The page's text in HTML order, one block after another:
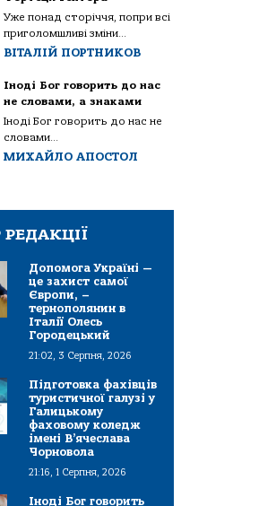
Уже понад сторіччя, попри всі
приголомшливі зміни...
ВІТАЛІЙ ПОРТНИКОВ
Іноді Бог говорить до нас
не словами, а знаками
Іноді Бог говорить до нас не
словами...
МИХАЙЛО АПОСТОЛ
РЕДАКЦІЇ
Допомога Україні —
це захист самої
Європи, –
тернополянин в
Італії Олесь
Городецький
21:02, 3 Серпня, 2026
Підготовка фахівців
туристичної галузі у
Галицькому
фаховому коледж
імені В’ячеслава
Чорновола
21:16, 1 Серпня, 2026
Іноді Бог говорить